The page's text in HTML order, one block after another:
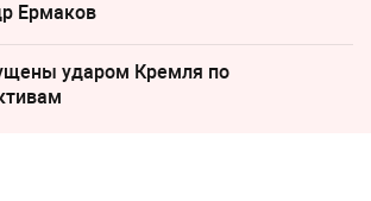
Ермаков
ударом Кремля по